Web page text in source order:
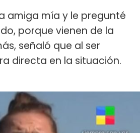
amiga mía y le pregunté
porque vienen de la
señaló que al ser
directa en la situación.